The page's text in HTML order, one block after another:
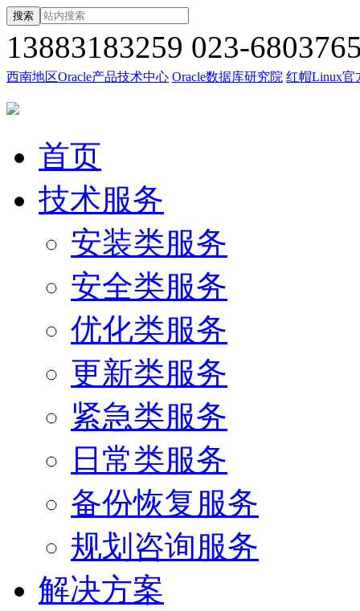
搜索
13883183259 023-
西南地区Oracle产品技术中心 Oracle数据库研究院 红帽Linux官
首页
技术服务
安装类服务
安全类服务
优化类服务
更新类服务
紧急类服务
日常类服务
备份恢复服务
规划咨询服务
解决方案